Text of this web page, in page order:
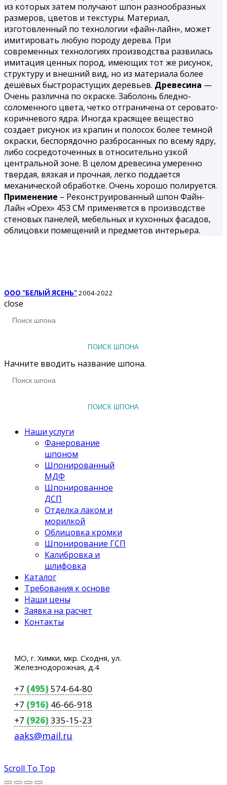
из которых затем получают шпон разнообразных
размеров, цветов и текстуры. Материал,
изготовленный по технологии «файн-лайн», может
имитировать любую породу дерева. При
современных технологиях производства развилась
имитация ценных пород, имеющих тот же рисунок,
структуру и внешний вид, но из материала более
дешёвых быстрорастущих деревьев. Древесина —
Очень различна по окраске. Заболонь бледно-
соломенного цвета, четко отграничена от серовато-
коричневого ядра. Иногда красящее вещество
создает рисунок из крапин и полосок более темной
окраски, беспорядочно разбросанных по всему ядру,
либо сосредоточенных в относительно узкой
центральной зоне. В целом древесина умеренно
твердая, вязкая и проч­ная, легко поддается
механической обработке. Очень хорошо поли­руется.
Применение – Реконструированный шпон Файн-
Лайн «Орех» 453 СМ применяется в производстве
стеновых панелей, мебельных и кухонных фасадов,
облицовки помещений и предметов интерьера.
ООО "БЕЛЫЙ ЯСЕНЬ"2004-2022
close
ПОИСК ШПОНА
Начните вводить название шпона.
ПОИСК ШПОНА
Наши услуги
Фанерование
шпоном
Шпонированный
МДФ
Шпонированное
ДСП
Отделка лаком и
морилкой
Облицовка кромки
Шпонирование ГСП
Калибровка и
шлифовка
Каталог
Требования к основе
Наши цены
Заявка на расчет
Контакты
МО, г. Химки, мкр. Сходня, ул.
Железнодорожная, д.4
+7 (495)574-64-80
+7 (916) 46-66-918
+7 (926)335-15-23
aaks@mail.ru
Scroll To Top